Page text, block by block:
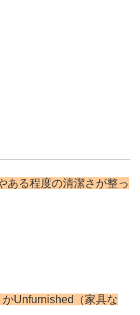
ある程度の清潔さが整っ
Unfurnished（家具な